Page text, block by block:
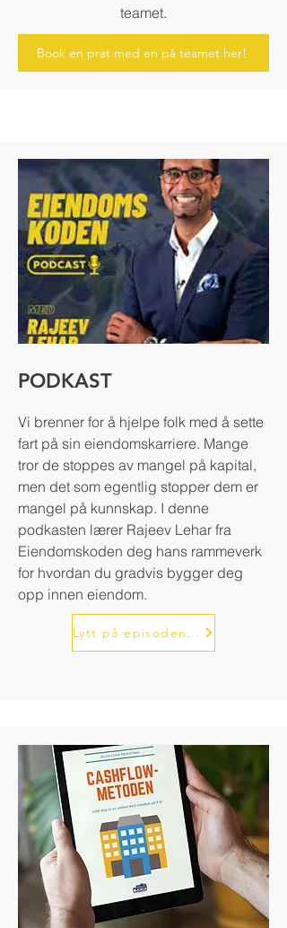
teamet.
Book en prat med en på teamet her!
PODKAST
Vi brenner for å hjelpe folk med å sette
fart på sin eiendomskarriere. Mange
tror de stoppes av mangel på kapital,
men det som egentlig stopper dem er
mangel på kunnskap. I denne
podkasten lærer Rajeev Lehar fra
Eiendomskoden deg hans rammeverk
for hvordan du gradvis bygger deg
opp innen eiendom.
Lytt på episodene her